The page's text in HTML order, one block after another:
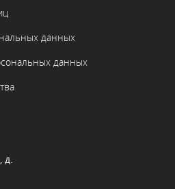
данных
данных
д.